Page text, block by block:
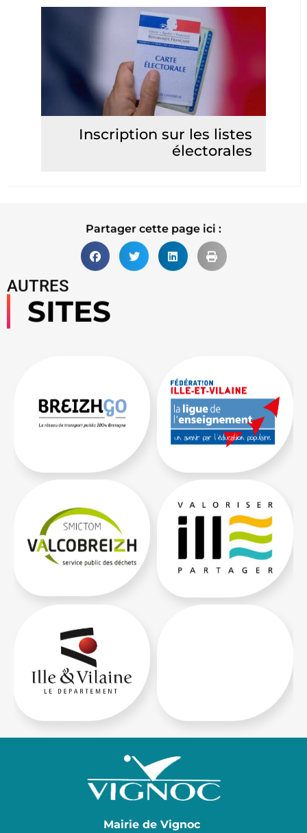
Inscription sur les listes
électorales
Partager cette page ici :
AUTRES
SITES
Mairie de Vignoc